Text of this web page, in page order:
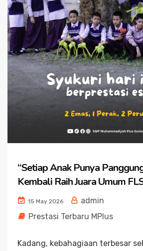
“Setiap Anak Punya
Kembali Raih Juara Umum
15 May 2026
admin
Prestasi Terbaru MPlus
Kadang, kebahagiaan terbesar